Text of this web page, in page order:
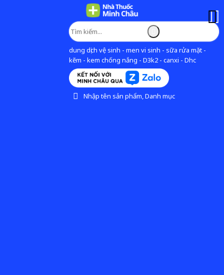
dung dịch vệ sinh - men vi sinh - sữa rửa mặt -
kẽm - kem chống nắng - D3k2 - canxi - Dhc
Nhập tên sản phẩm, Danh mục